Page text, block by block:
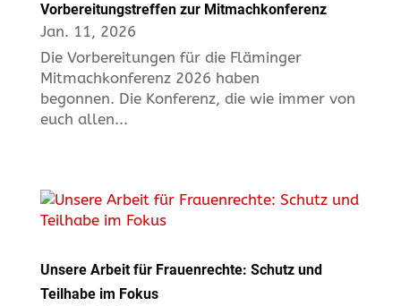
Vorbereitungstreffen zur Mitmachkonferenz
Jan. 11, 2026
Die Vorbereitungen für die Fläminger
Mitmachkonferenz 2026 haben
begonnen. Die Konferenz, die wie immer von
euch allen...
Unsere Arbeit für Frauenrechte: Schutz und
Teilhabe im Fokus